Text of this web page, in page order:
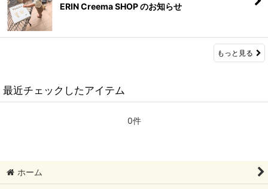
ERIN Creema SHOP のお知らせ
もっと見る
最近チェックしたアイテム
0件
ホーム